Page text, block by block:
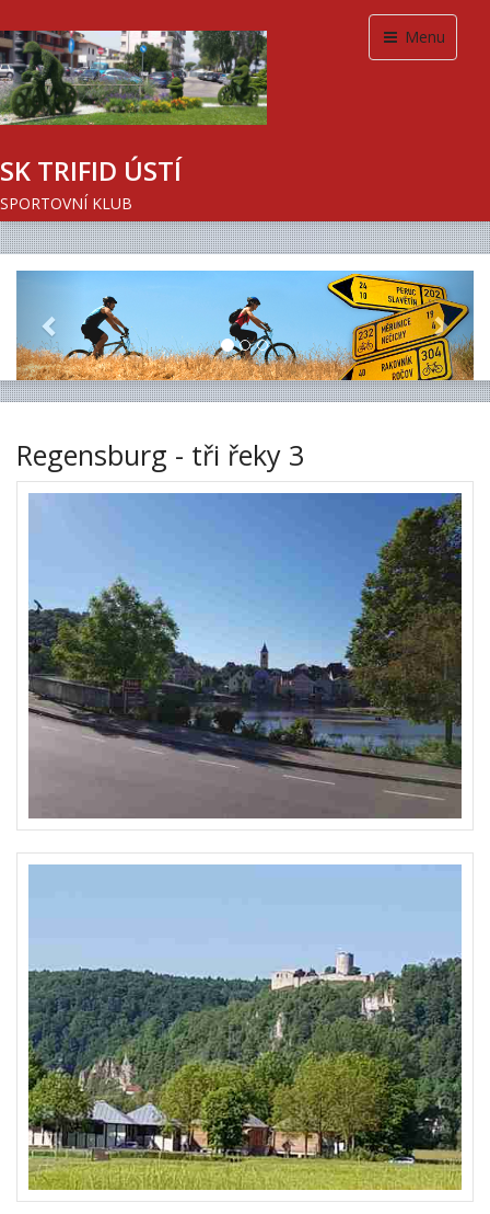
Menu
SK TRIFID ÚSTÍ
SPORTOVNÍ KLUB
Next
Regensburg - tři řeky 3